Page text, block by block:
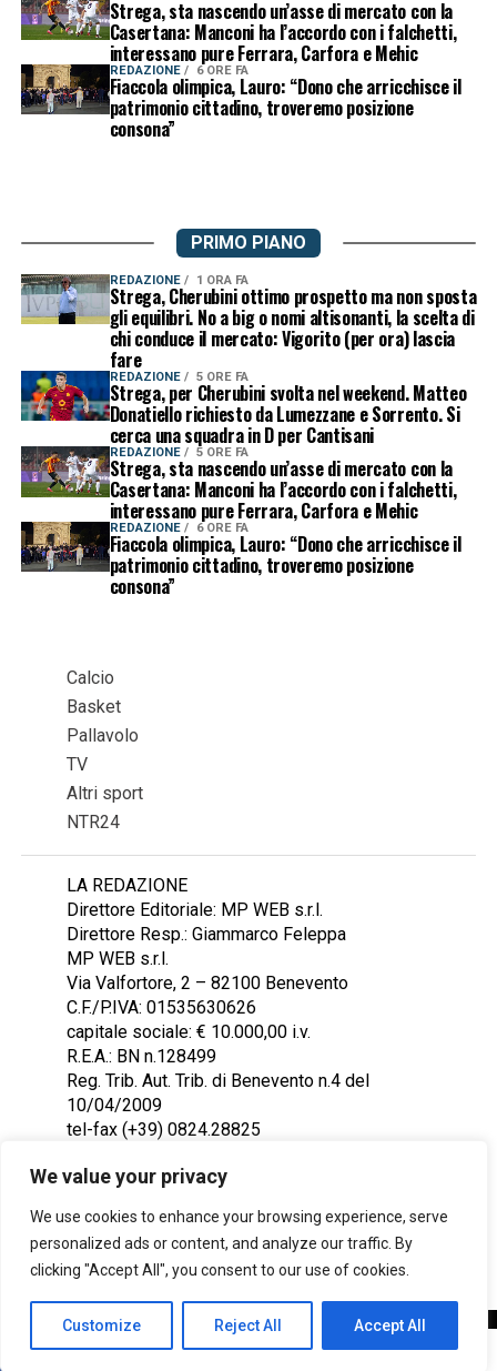
We value your privacy
We use cookies to enhance your browsing experience, serve
personalized ads or content, and analyze our traffic. By
clicking "Accept All", you consent to our use of cookies.
Customize Reject All Accept All
SHARE TWEET
Strega, sta nascendo un’asse di mercato con la
Casertana: Manconi ha l’accordo con i falchetti,
interessano pure Ferrara, Carfora e Mehic
REDAZIONE 6 ORE FA
Fiaccola olimpica, Lauro: “Dono che arricchisce il
patrimonio cittadino, troveremo posizione
consona”
PRIMO PIANO
REDAZIONE 1 ORA FA
Strega, Cherubini ottimo prospetto ma non sposta
gli equilibri. No a big o nomi altisonanti, la scelta di
chi conduce il mercato: Vigorito (per ora) lascia
fare
REDAZIONE 5 ORE FA
Strega, per Cherubini svolta nel weekend. Matteo
Donatiello richiesto da Lumezzane e Sorrento. Si
cerca una squadra in D per Cantisani
REDAZIONE 5 ORE FA
Strega, sta nascendo un’asse di mercato con la
Casertana: Manconi ha l’accordo con i falchetti,
interessano pure Ferrara, Carfora e Mehic
REDAZIONE 6 ORE FA
Fiaccola olimpica, Lauro: “Dono che arricchisce il
patrimonio cittadino, troveremo posizione
consona”
Calcio
Basket
Pallavolo
TV
Altri sport
NTR24
LA REDAZIONE
Direttore Editoriale: MP WEB s.r.l.
Direttore Resp.: Giammarco Feleppa
MP WEB s.r.l.
Via Valfortore, 2 – 82100 Benevento
C.F./P.IVA: 01535630626
capitale sociale: € 10.000,00 i.v.
R.E.A.: BN n.128499
Reg. Trib. Aut. Trib. di Benevento n.4 del
10/04/2009
tel-fax (+39) 0824.28825